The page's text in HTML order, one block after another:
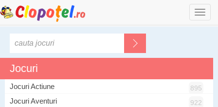
Jocuri
Jocuri Actiune 895
Jocuri Aventuri 922